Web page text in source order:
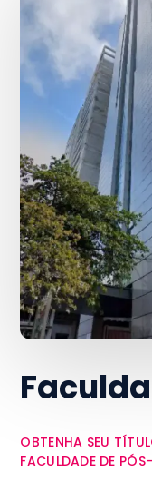
OBTENHA SEU
FACULDADE DE